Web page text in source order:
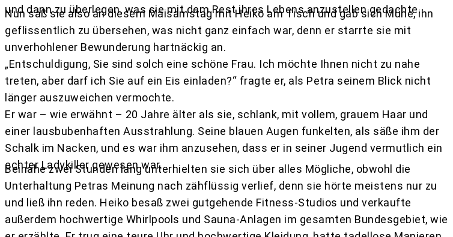
und dann zu überlegen, was sie mit dem Rest ihres Lebens anzustellen gedachte.
Nun saß sie also an diesem Maisamstag mit Heiko am Tisch und gab sich Mühe, ihn
geflissentlich zu übersehen, was nicht ganz einfach war, denn er starrte sie mit
unverhohlener Bewunderung hartnäckig an.
„Entschuldigung, Sie sind solch eine schöne Frau. Ich möchte Ihnen nicht zu nahe
treten, aber darf ich Sie auf ein Eis einladen?“ fragte er, als Petra seinem Blick nicht
länger auszuweichen vermochte.
Er war – wie erwähnt – 20 Jahre älter als sie, schlank, mit vollem, grauem Haar und
einer lausbubenhaften Ausstrahlung. Seine blauen Augen funkelten, als säße ihm der
Schalk im Nacken, und es war ihm anzusehen, dass er in seiner Jugend vermutlich ein
echter Ladykiller gewesen war.
Beinahe zwei Stunden lang unterhielten sie sich über alles Mögliche, obwohl die
Unterhaltung Petras Meinung nach zähflüssig verlief, denn sie hörte meistens nur zu
und ließ ihn reden. Heiko besaß zwei gutgehende Fitness-Studios und verkaufte
außerdem hochwertige Whirlpools und Sauna-Anlagen im gesamten Bundesgebiet, wie